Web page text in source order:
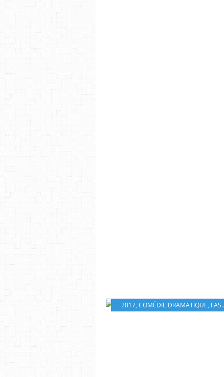
2017, COMÉDIE DRAMATIQUE, LASSE HALLSTRÖM